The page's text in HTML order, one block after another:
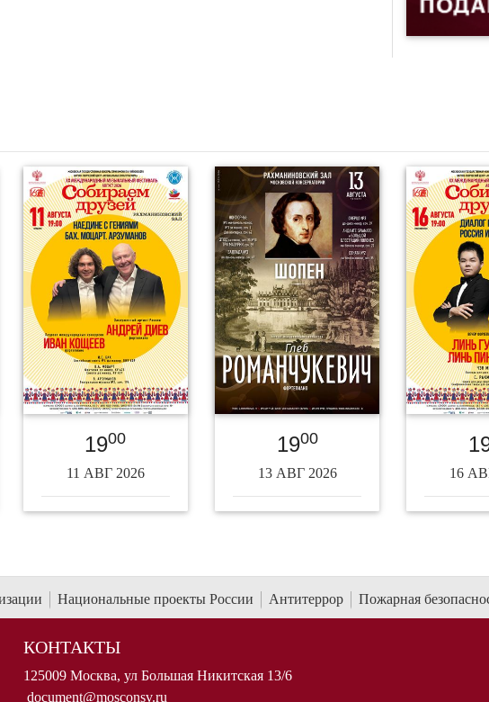
1900
11 АВГ 2026
1900
13 АВГ 2026 16
Национальные проекты России Антитеррор Пожарная
КОНТАКТЫ
125009 Москва, ул Большая Никитская 13/6
document@mosconsv.ru